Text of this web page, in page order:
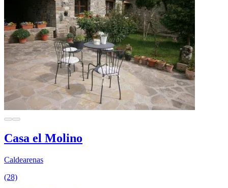
Casa el Molino
Caldearenas
(28)